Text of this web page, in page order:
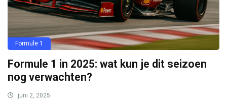
Formule 1
Formule 1 in 2025: wat kun je dit seizoen
nog verwachten?
juni 2, 2025